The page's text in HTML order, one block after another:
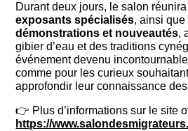
Durant deux jours, le salon
exposants spécialisés, ainsi
démonstrations et nouveautés,
gibier d’eau et des traditions
événement devenu
comme pour les curieux
approfondir leur connaissance
👉 Plus d’informations sur le site
https://